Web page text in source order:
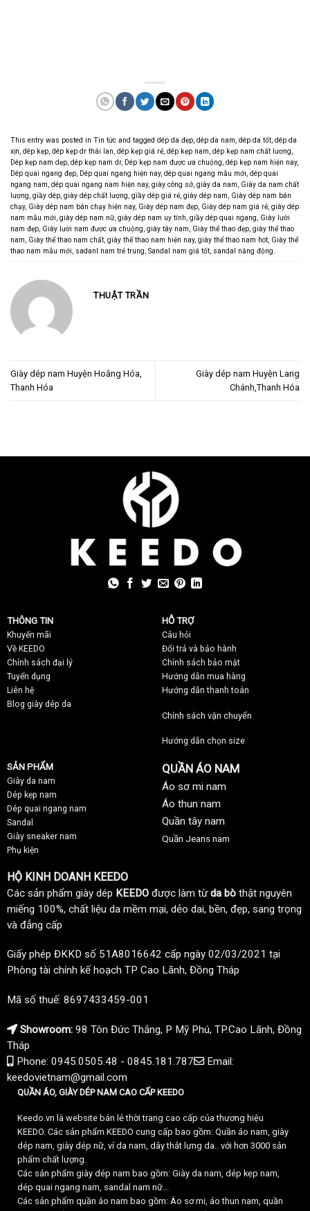
This entry was posted in Tin tức and tagged dép da đẹp, dép da nam, dép da tốt, dép da
xịn, dép kẹp, dép kẹp dr thái lan, dép kẹp giá rẻ, dép kẹp nam, dép kẹp nam chất lương,
Dép kẹp nam dẹp, dép kẹp nam dr, Dép kẹp nam được ưa chuộng, dép kẹp nam hiện nay,
Dép quai ngang đẹp, Dép quai ngang hiện nay, dép quai ngang mẫu mới, dép quai
ngang nam, dép quai ngang nam hiện nay, giày công sở, giày da nam, Giày da nam chất
lượng, giầy dép, giày dép chất lượng, giầy dép giá rẻ, giày dép nam, Giày dép nam bán
chạy, Giày dép nam bán chạy hiện nay, Giày dép nam đẹp, Giày dép nam giá rẻ, giày dép
nam mẫu mới, giày dép nam nữ, giày dép nam uy tính, giầy dép quai ngang, Giày lười
nam đẹp, Giày lười nam được ưa chuộng, giày tây nam, Giày thể thao đẹp, giày thể thao
nam, Giày thể thao nam chất, giày thể thao nam hiện nay, giày thể thao nam hot, Giày thể
thao nam mẫu mới, sadanl nam trẻ trung, Sandal nam giá tốt, sandal năng động.
THUẬT TRẦN
Giày dép nam Huyện Hoằng Hóa,
Thanh Hóa
Giày dép nam Huyện Lang
Chánh,Thanh Hóa
THÔNG TIN
Khuyến mãi
Về KEEDO
Chính sách đại lý
Tuyển dụng
Liên hệ
Blog giày dép da
HỖ TRỢ
Câu hỏi
Đổi trả và bảo hành
Chính sách bảo mật
Hướng dẫn mua hàng
Hướng dẫn thanh toán
Chính sách vận chuyển
Hướng dẫn chọn size
SẢN PHẨM
Giày da nam
Dép kẹp nam
Dép quai ngang nam
Sandal
Giày sneaker nam
Phụ kiện
QUẦN ÁO NAM
Áo sơ mi nam
Áo thun nam
Quần tây nam
Quần Jeans nam
HỘ KINH DOANH KEEDO
Các sản phẩm giày dép KEEDO được làm từda bò thật nguyên
miếng 100%, chất liệu da mềm mại, dẻo dai, bền, đẹp, sang trọng
và đẳng cấp
Giấy phép ĐKKD số 51A8016642 cấp ngày 02/03/2021 tại
Phòng tài chính kế hoạch TP Cao Lãnh, Đồng Tháp
Mã số thuế: 8697433459-001
Showroom: 98 Tôn Đức Thắng, P Mỹ Phú, TP.Cao Lãnh, Đồng
Tháp
Phone: 0945.0505.48 - 0845.181.787
Email:
keedovietnam@gmail.com
QUẦN ÁO, GIÀY DÉP NAM CAO CẤP KEEDO
Keedo.vn là website bán lẻ thời trang cao cấp của thương hiệu
KEEDO. Các sản phẩm KEEDO cung cấp bao gồm: Quần áo nam, giày
dép nam, giày dép nữ, ví da nam, dây thắt lưng da.. với hơn 3000 sản
phẩm chất lượng.
Các sản phẩm giày dép nam bao gồm: Giày da nam, dép kẹp nam,
dép quai ngang nam, sandal nam nữ...
Các sản phẩm quần áo nam bao gồm: Áo sơ mi, áo thun nam, quần